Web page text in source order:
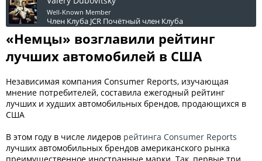
Well-Known Member
Член Клуба JCR Почётный член Клуба
«Немцы» возглавили рейтинг
лучших автомобилей в США
Независимая компания Consumer Reports, изучающая
мнение потребителей, составила ежегодный рейтинг
лучших и худших автомобильных брендов, продающихся в
США
В этом году в числе лидеров рейтинга Consumer Reports
лучших автомобильных брендов американского рынка